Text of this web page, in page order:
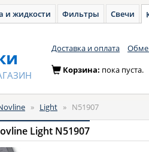
и жидкости Фильтры Свечи
Доставка и оплата
Корзина: пока пуста.
» Light » N51907
Light N51907